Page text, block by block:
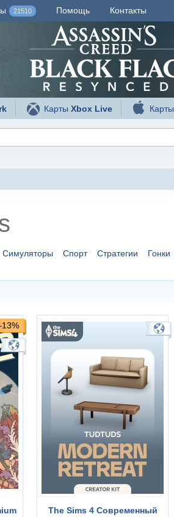
21510 Помощь Контакты
КартыXbox Live Карты
Симуляторы Спорт Стратегии Гонки
The Sims 4 Современный